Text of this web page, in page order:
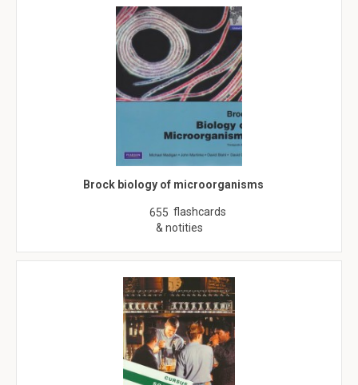
Brock biology of microorganisms
655 flashcards
& notities